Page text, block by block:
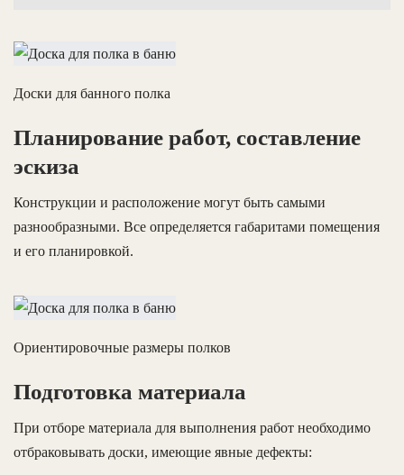
Доски для банного полка
Планирование работ, составление
эскиза
Конструкции и расположение могут быть самыми
разнообразными. Все определяется габаритами помещения
и его планировкой.
Ориентировочные размеры полков
Подготовка материала
При отборе материала для выполнения работ необходимо
отбраковывать доски, имеющие явные дефекты: